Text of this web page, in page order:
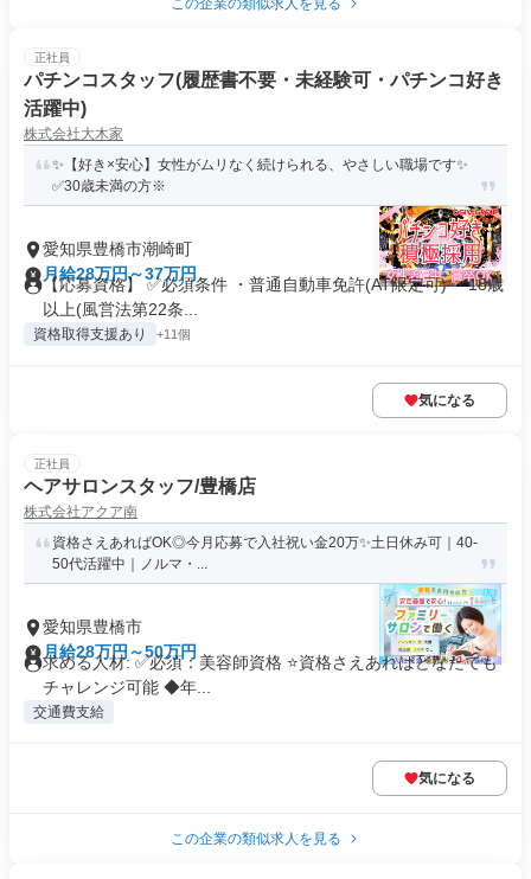
この企業の類似求人を見る
正社員
パチンコスタッフ(履歴書不要・未経験可・パチンコ好き
活躍中)
株式会社大木家
✨【好き×安心】女性がムリなく続けられる、やさしい職場です✨
✅30歳未満の方※
愛知県豊橋市潮崎町
月給28万円～37万円
【応募資格】 ✅必須条件 ・普通自動車免許(AT限定可) ・18歳
以上(風営法第22条...
資格取得支援あり +11個
気になる
正社員
ヘアサロンスタッフ/豊橋店
株式会社アクア南
資格さえあればOK◎今月応募で入社祝い金20万✨️土日休み可｜40-
50代活躍中｜ノルマ・...
愛知県豊橋市
月給28万円～50万円
求める人材: ✅必須：美容師資格 ⭐️資格さえあればどなたでも
チャレンジ可能 ◆年...
交通費支給
気になる
この企業の類似求人を見る